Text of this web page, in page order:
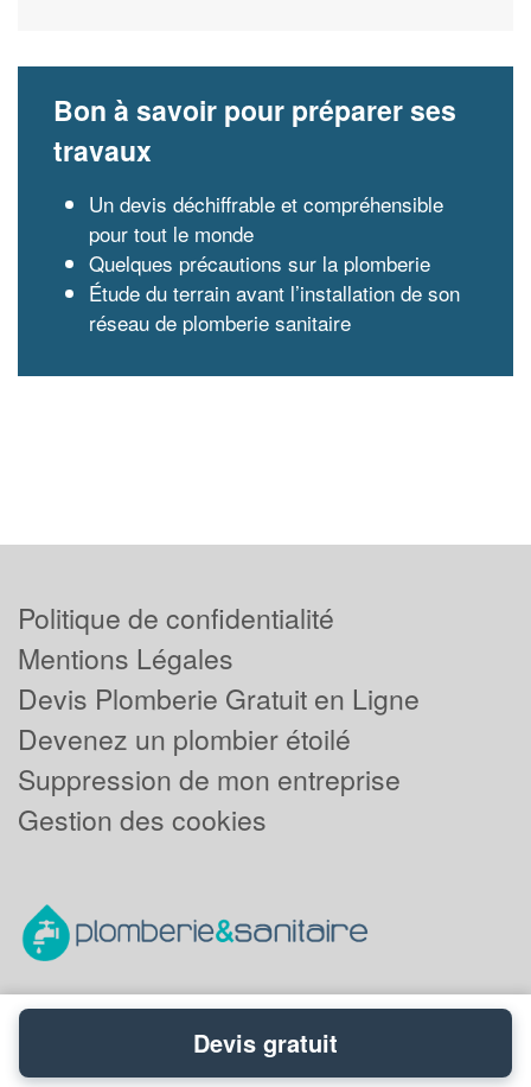
Bon à savoir pour préparer ses
travaux
Un devis déchiffrable et compréhensible
pour tout le monde
Quelques précautions sur la plomberie
Étude du terrain avant l’installation de son
réseau de plomberie sanitaire
Politique de confidentialité
Mentions Légales
Devis Plomberie Gratuit en Ligne
Devenez un plombier étoilé
Suppression de mon entreprise
Gestion des cookies
Powered byPlus que pro
Devis gratuit